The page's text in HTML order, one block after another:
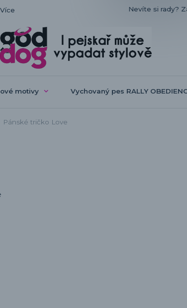
Více Nevíte si rady?
motivy Vychovaný pes RALLY
Pánské tričko Love